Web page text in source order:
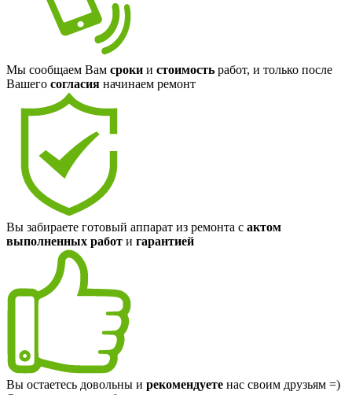
Мы сообщаем Вам сроки и стоимость работ, и только после
Вашего согласия начинаем ремонт
Вы забираете готовый аппарат из ремонта с актом
выполненных работ и гарантией
Вы остаетесь довольны и рекомендуете нас своим друзьям =)